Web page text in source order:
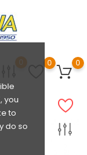
you
to
do so
0
0
0